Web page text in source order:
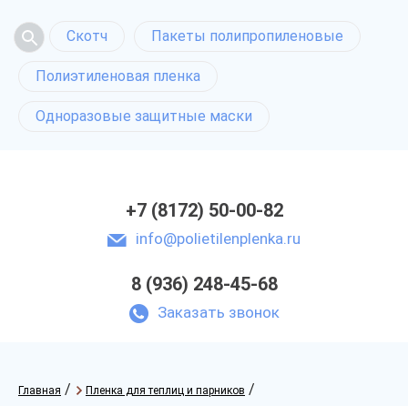
Скотч Пакеты полипропиленовые
Полиэтиленовая пленка
Одноразовые защитные маски
+7 (8172) 50-00-82
info@polietilenplenka.ru
8 (936) 248-45-68
Заказать звонок
Главная / Пленка для теплиц и парников /